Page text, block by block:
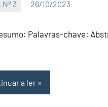
Nº 3 26/10/2023
Palavras-chave:
a ler